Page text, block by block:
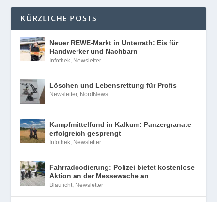
KÜRZLICHE POSTS
Neuer REWE-Markt in Unterrath: Eis für
Handwerker und Nachbarn
Infothek, Newsletter
Löschen und Lebensrettung für Profis
Newsletter, NordNews
Kampfmittelfund in Kalkum: Panzergranate
erfolgreich gesprengt
Infothek, Newsletter
Fahrradcodierung: Polizei bietet kostenlose
Aktion an der Messewache an
Blaulicht, Newsletter